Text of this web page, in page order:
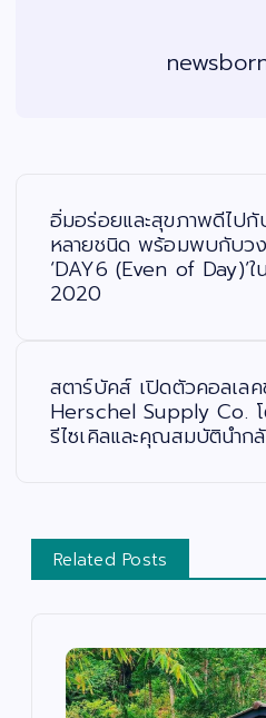
อิ่มอร่อยและสุขภาพดีไปกั
หลายชนิด พร้อมพบกับว
‘DAY6 (Even of Day)’
2020
สตาร์บัคส์ เปิดตัวคอลเ
Herschel Supply Co.
รีไซเคิลและคุณสมบัตินำกลั
Related Posts